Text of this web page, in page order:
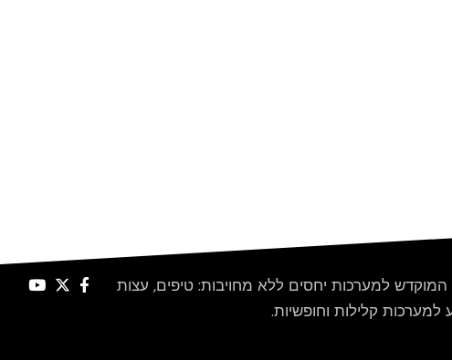
למערכות יחסים ללא מחויבות: טיפים, עצות
למערכות קלילות וחופשיות.